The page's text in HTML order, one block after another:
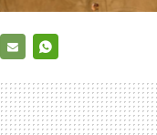
MAIL